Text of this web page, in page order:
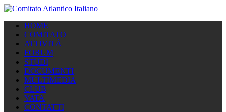
HOME
COMITATO
ATTIVITÀ
FORUM
STUDI
DOCUMENTI
MULTIMEDIA
CLUB
YATA
CONTATTI